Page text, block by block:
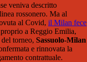
veniva descritto
rossonero. Ma al
al Covid, il Milan fece
a Reggio Emilia,
torneo, Sassuolo-Milan
e rinnovata la
contrattuale.